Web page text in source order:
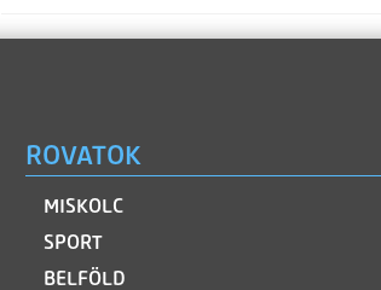
ROVATOK
MISKOLC
SPORT
BELFÖLD